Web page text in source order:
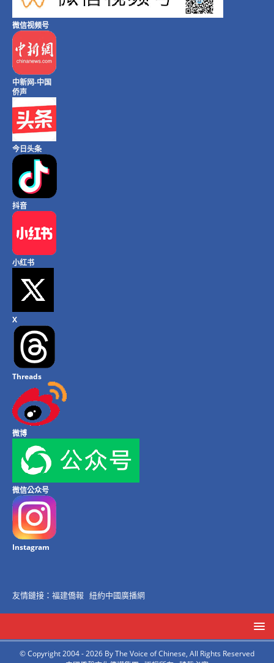
微信视频号
中新网-中国
侨声
今日头条
抖音
小红书
X
Threads
微博
微信公众号
Instagram
友情鏈接： 福建僑報 紐約中國廣播網
© Copyright 2004 - 2026 By The Voice of Chinese, All Rights Reserved